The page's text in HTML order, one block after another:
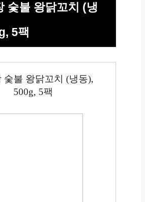
숯불 왕닭꼬치 (냉
5팩
숯불 왕닭꼬치 (냉동),
500g, 5팩